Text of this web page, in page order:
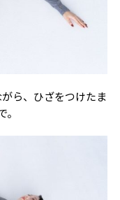
がら、ひざをつけたま